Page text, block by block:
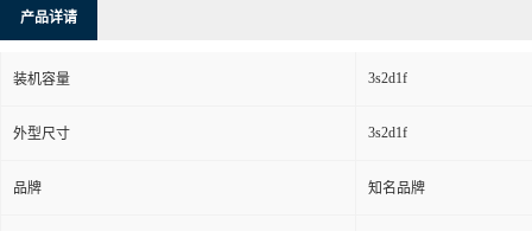
产品详请
装机容量 3s2d1f
外型尺寸 3s2d1f
品牌 知名品牌